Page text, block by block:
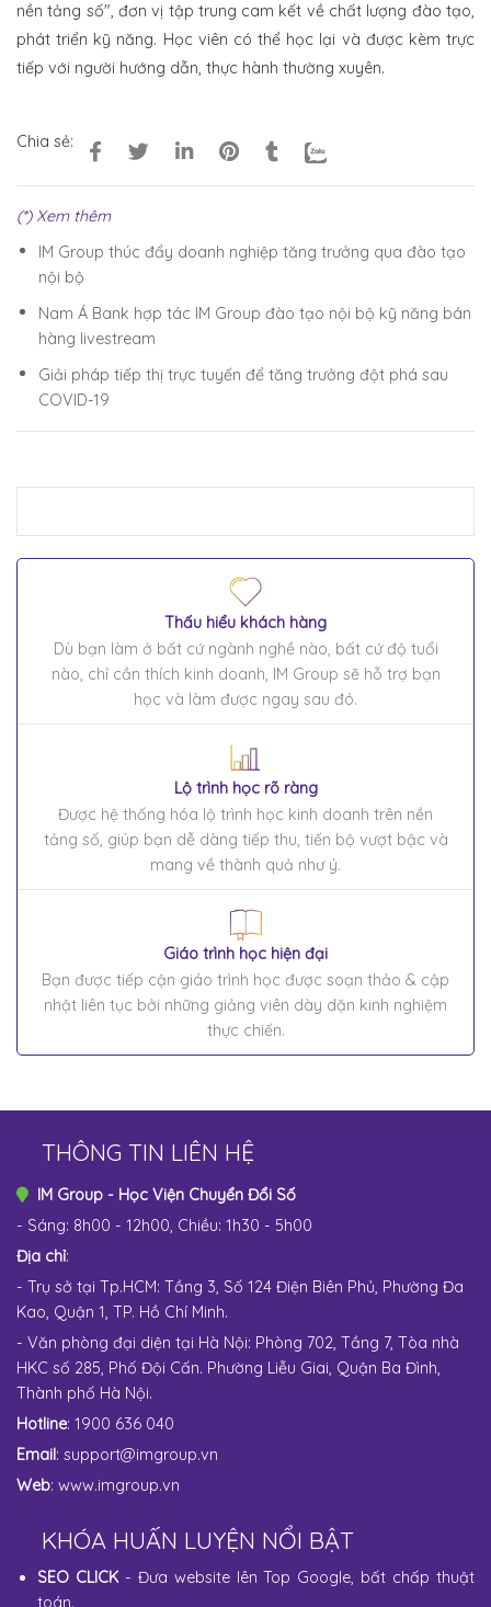
THÔNG TIN LIÊN HỆ
IM Group - Học Viện Chuyển Đổi Số
- Sáng: 8h00 - 12h00, Chiều: 1h30 - 5h00
Địa chỉ:
- Trụ sở tại Tp.HCM: Tầng 3, Số 124 Điện Biên Phủ, Phường Đa
Kao, Quận 1, TP. Hồ Chí Minh.
- Văn phòng đại diện tại Hà Nội: Phòng 702, Tầng 7, Tòa nhà
HKC số 285, Phố Đội Cấn. Phường Liễu Giai, Quận Ba Đình,
Thành phố Hà Nội.
Hotline: 1900 636 040
Email: support@imgroup.vn
Web: www.imgroup.vn
KHÓA HUẤN LUYỆN NỔI BẬT
SEO CLICK- Đưa website lên Top Google, bất chấp thuật
toán.
nền tảng số", đơn vị tập trung cam kết về chất lượng đào tạo,
phát triển kỹ năng. Học viên có thể học lại và được kèm trực
tiếp với người hướng dẫn, thực hành thường xuyên.
Chia sẻ:
(*) Xem thêm
IM Group thúc đẩy doanh nghiệp tăng trưởng qua đào tạo
nội bộ
Nam Á Bank hợp tác IM Group đào tạo nội bộ kỹ năng bán
hàng livestream
Giải pháp tiếp thị trực tuyến để tăng trưởng đột phá sau
COVID-19
Thấu hiểu khách hàng
Dù bạn làm ở bất cứ ngành nghề nào, bất cứ độ tuổi
nào, chỉ cần thích kinh doanh, IM Group sẽ hỗ trợ bạn
học và làm được ngay sau đó.
Lộ trình học rõ ràng
Được hệ thống hóa lộ trình học kinh doanh trên nền
tảng số, giúp bạn dễ dàng tiếp thu, tiến bộ vượt bậc và
mang về thành quả như ý.
Giáo trình học hiện đại
Bạn được tiếp cận giáo trình học được soạn thảo & cập
nhật liên tục bởi những giảng viên dày dặn kinh nghiệm
thực chiến.